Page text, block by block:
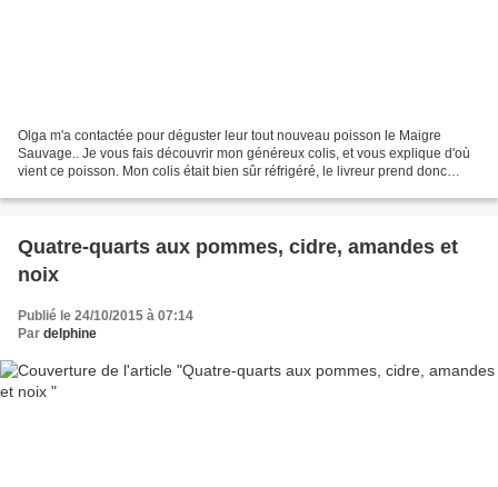
Olga m'a contactée pour déguster leur tout nouveau poisson le Maigre
Sauvage.. Je vous fais découvrir mon généreux colis, et vous explique d'où
vient ce poisson. Mon colis était bien sûr réfrigéré, le livreur prend donc
Quatre-quarts aux pommes, cidre, amandes et
noix
Publié le 24/10/2015 à 07:14
Par delphine